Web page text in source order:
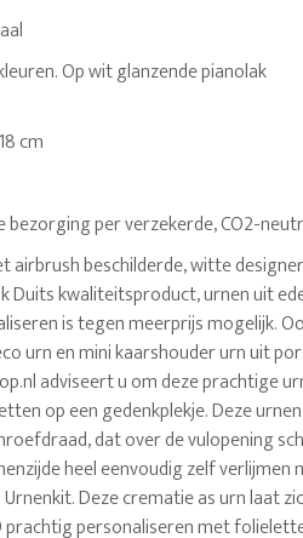
Op wit glanzende pianolak
cm
bezorging per verzekerde, CO2-
airbrush beschilderde, witte
Duits kwaliteitsproduct, urnen uit
is tegen meerprijs mogelijk.
urn en mini kaarshouder urn uit
adviseert u om deze prachtige
op een gedenkplekje. Deze
dat over de vulopening
heel eenvoudig zelf verlijmen
Deze crematie as urn laat
prachtig personaliseren met